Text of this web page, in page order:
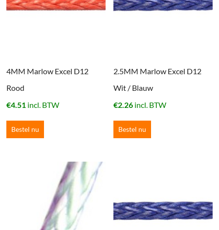
4MM Marlow Excel D12
Rood
€4.51 incl. BTW
Bestel nu
2.5MM Marlow Excel D12
Wit / Blauw
€2.26 incl. BTW
Bestel nu